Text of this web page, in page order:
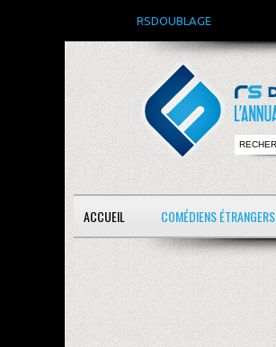
RSDOUBLAGE
ACCUEIL COMÉDIENS ÉTRANGERS